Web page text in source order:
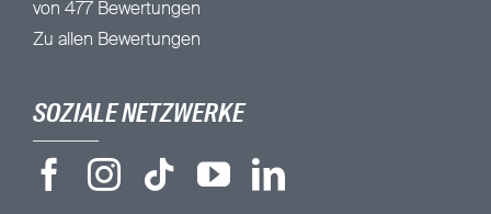
von 477 Bewertungen
Zu allen Bewertungen
SOZIALE NETZWERKE